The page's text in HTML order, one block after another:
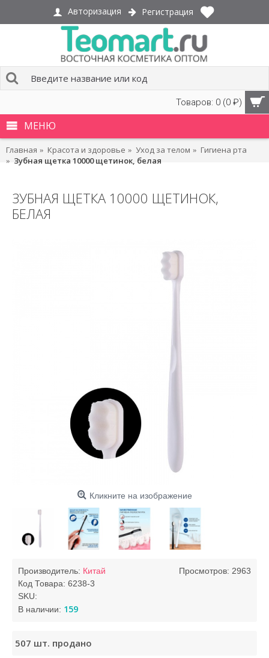
Авторизация Регистрация
Товаров: 0 (0 ₽)
МЕНЮ
Главная Красота и здоровье Уход за телом
Гигиена рта
Зубная щетка 10000 щетинок, белая
ЗУБНАЯ ЩЕТКА 10000 ЩЕТИНОК,
БЕЛАЯ
Кликните на изображение
Просмотров: 2963
Производитель: Китай
Код Товара: 6238-3
SKU:
В наличии: 159
507 шт. продано